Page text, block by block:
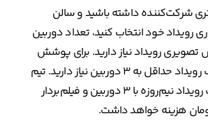
شرکت‌کننده داشته باشید و سالن
رویداد خود انتخاب کنید، تعداد دوربین
رویداد نیاز دارید. برای پوشش
تصویری مناسب یک رویداد حداقل به ۳ دوربین نیاز دارید. تیم
فیلم‌برداری برای یک رویداد نیم‌روزه با ۳ دوربین و فیلم‌بردار